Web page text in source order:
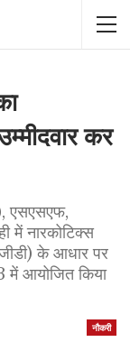
कर
एसएसएफ,
में नारकोटिक्स
के आधार पर
आयोजित किया
नौकरी